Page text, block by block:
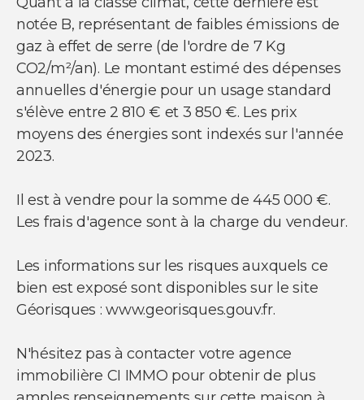
notée B, représentant de faibles émissions de
gaz à effet de serre (de l'ordre de 7 Kg
CO2/m²/an). Le montant estimé des dépenses
annuelles d'énergie pour un usage standard
s'élève entre 2 810 € et 3 850 €. Les prix
moyens des énergies sont indexés sur l'année
2023.
Il est à vendre pour la somme de 445 000 €.
Les frais d'agence sont à la charge du vendeur.
Les informations sur les risques auxquels ce
bien est exposé sont disponibles sur le site
Géorisques : www.georisques.gouv.fr.
N'hésitez pas à contacter votre agence
immobilière CI IMMO pour obtenir de plus